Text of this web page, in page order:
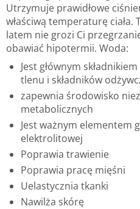
Utrzymuje prawidłowe
właściwą temperaturę ciała.
latem nie grozi Ci
obawiać hipotermii. Woda:
Jest głównym
tlenu i składników
zapewnia środowisko
metabolicznych
Jest ważnym elementem
elektrolitowej
Poprawia trawienie
Poprawia pracę mięśni
Uelastycznia tkanki
Nawilża skórę